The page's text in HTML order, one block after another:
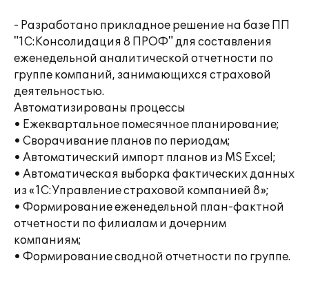
- Разработано прикладное решение на базе ПП
"1С:Консолидация 8 ПРОФ" для составления
еженедельной аналитической отчетности по
группе компаний, занимающихся страховой
деятельностью.
Автоматизированы процессы
• Ежеквартальное помесячное планирование;
• Сворачивание планов по периодам;
• Автоматический импорт планов из MS Excel;
• Автоматическая выборка фактических данных
из «1С:Управление страховой компанией 8»;
• Формирование еженедельной план-фактной
отчетности по филиалам и дочерним
компаниям;
• Формирование сводной отчетности по группе.